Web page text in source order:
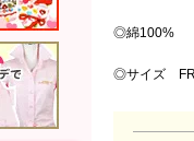
◎綿100%
◎サイズ